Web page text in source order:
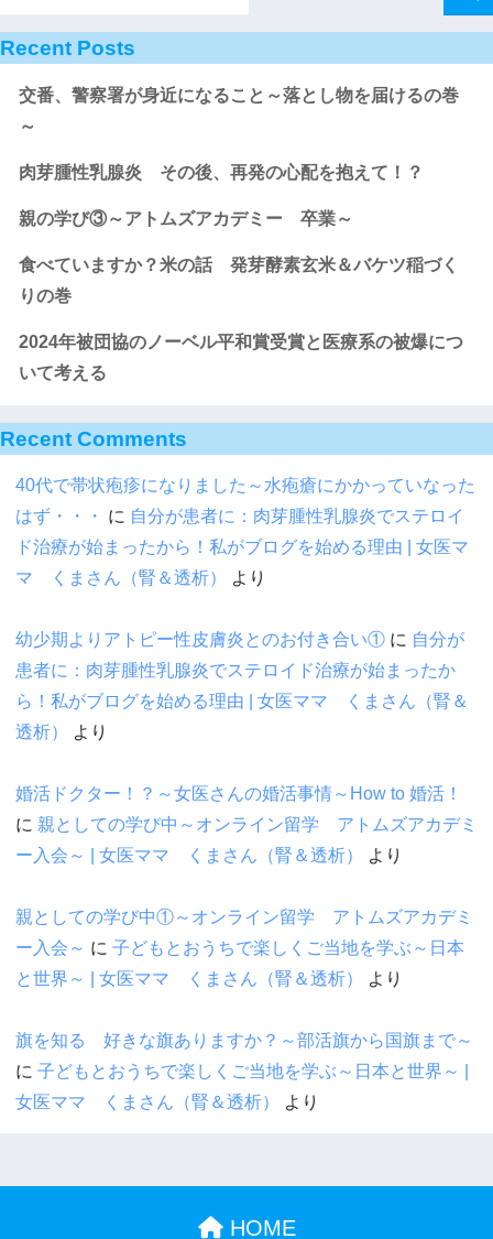
Recent Posts
交番、警察署が身近になること～落とし物を届けるの巻
～
肉芽腫性乳腺炎 その後、再発の心配を抱えて！？
親の学び③～アトムズアカデミー 卒業～
食べていますか？米の話 発芽酵素玄米＆バケツ稲づく
りの巻
2024年被団協のノーベル平和賞受賞と医療系の被爆につ
いて考える
Recent Comments
40代で帯状疱疹になりました～水疱瘡にかかっていなった
はず・・・
に 自分が患者に：肉芽腫性乳腺炎でステロイ
ド治療が始まったから！私がブログを始める理由 | 女医マ
マ くまさん（腎＆透析）
より
幼少期よりアトピー性皮膚炎とのお付き合い① に 自分が
患者に：肉芽腫性乳腺炎でステロイド治療が始まったか
ら！私がブログを始める理由 | 女医ママ くまさん（腎＆
透析）
より
婚活ドクター！？～女医さんの婚活事情～How to 婚活！
に 親としての学び中～オンライン留学 アトムズアカデミ
ー入会～ | 女医ママ くまさん（腎＆透析）
より
親としての学び中①～オンライン留学 アトムズアカデミ
ー入会～ に 子どもとおうちで楽しくご当地を学ぶ～日本
と世界～ | 女医ママ くまさん（腎＆透析）
より
旗を知る 好きな旗ありますか？～部活旗から国旗まで～
に 子どもとおうちで楽しくご当地を学ぶ～日本と世界～ |
女医ママ くまさん（腎＆透析）
より
HOME